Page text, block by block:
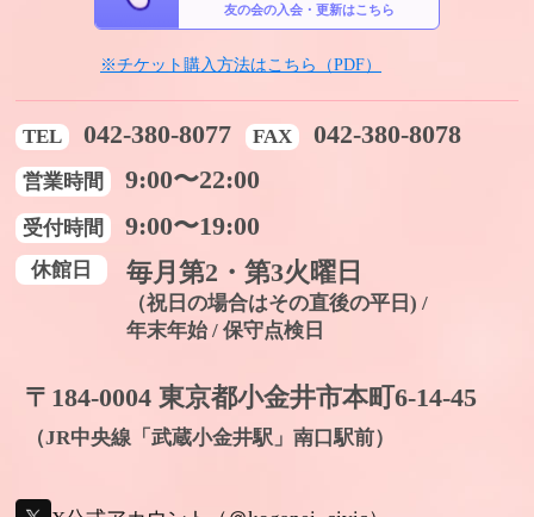
友の会の入会・更新はこちら
※チケット購入方法はこちら（PDF）
TEL 042-380-8077 FAX 042-380-8078
営業時間 9:00〜22:00
受付時間 9:00〜19:00
休館日 毎月第2・第3火曜日
（祝日の場合はその直後の平日) /
年末年始 / 保守点検日
〒184-0004 東京都小金井市本町6-14-45
（JR中央線「武蔵小金井駅」南口駅前）